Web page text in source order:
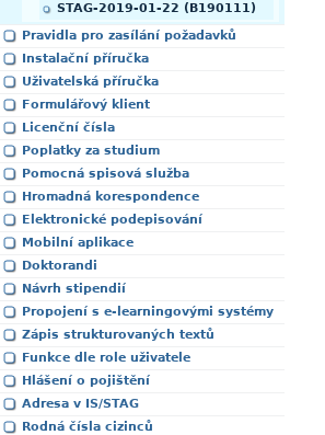
STAG-2019-01-22 (B190111)
Pravidla pro zasílání požadavků
Instalační příručka
Uživatelská příručka
Formulářový klient
Licenční čísla
Poplatky za studium
Pomocná spisová služba
Hromadná korespondence
Elektronické podepisování
Mobilní aplikace
Doktorandi
Návrh stipendií
Propojení s e-learningovými systémy
Zápis strukturovaných textů
Funkce dle role uživatele
Hlášení o pojištění
Adresa v IS/STAG
Rodná čísla cizinců